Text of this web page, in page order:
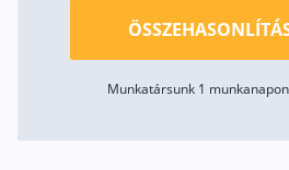
Munkatársunk 1